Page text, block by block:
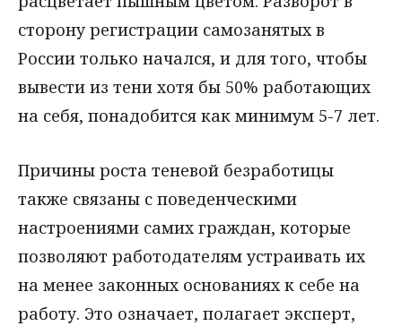
сторону регистрации самозанятых в
России только начался, и для того, чтобы
вывести из тени хотя бы 50% работающих
на себя, понадобится как минимум 5-7 лет.
Причины роста теневой безработицы
также связаны с поведенческими
настроениями самих граждан, которые
позволяют работодателям устраивать их
на менее законных основаниях к себе на
работу. Это означает, полагает эксперт,